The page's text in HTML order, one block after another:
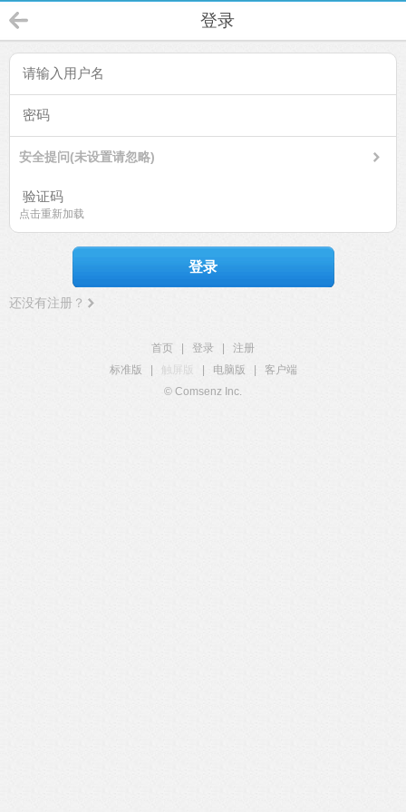
登录
安全提问(未设置请忽略)
点击重新加载
登录
还没有注册？
首页 登录
注册
标准版
触屏版 电脑版
客户端
© Comsenz Inc.